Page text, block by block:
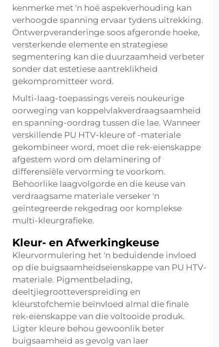
kenmerke met 'n hoë aspekverhouding kan
verhoogde spanning ervaar tydens uitrekking.
Ontwerpveranderinge soos afgeronde hoeke,
versterkende elemente en strategiese
segmentering kan die duurzaamheid verbeter
sonder dat estetiese aantreklikheid
gekompromitteer word.
Multi-laag-toepassings vereis noukeurige
oorweging van koppelvlakverdraagsaamheid
en spanning-oordrag tussen die lae. Wanneer
verskillende PU HTV-kleure of -materiale
gekombineer word, moet die rek-eienskappe
afgestem word om delaminering of
differensiële vervorming te voorkom.
Behoorlike laagvolgorde en die keuse van
verdraagsame materiale verseker 'n
geïntegreerde rekgedrag oor komplekse
multi-kleurgrafieke.
Kleur- en Afwerkingkeuse
Kleurvormulering het 'n beduidende invloed
op die buigsaamheidseienskappe van PU HTV-
materiale. Pigmentbelading,
deeltjiegrootteverspreiding en
kleurstofchemie beïnvloed almal die finale
rek-eienskappe van die voltooide produk.
Ligter kleure behou gewoonlik beter
buigsaamheid as gevolg van laer